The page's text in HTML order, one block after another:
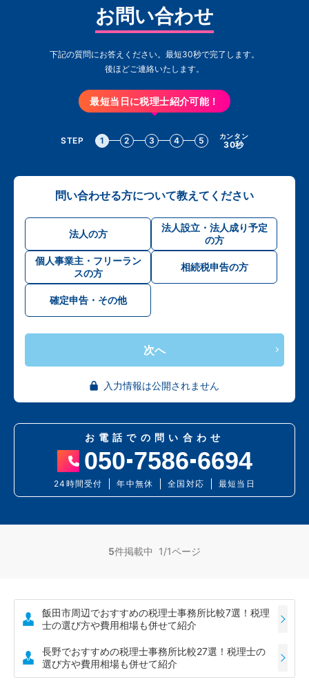
お問い合わせ
下記の質問にお答えください。最短30秒で完了します。
後ほどご連絡いたします。
最短当日に税理士紹介可能！
STEP 1 2 3 4 5 カンタン
30秒
問い合わせる方について教えてください
法人の方
法人設立・法人成り予定
の方
個人事業主・フリーラン
スの方
相続税申告の方
確定申告・その他
次へ
入力情報は公開されません
お電話での問い合わせ
050 7586 6694
24時間受付 年中無休 全国対応 最短当日
5件掲載中 1/1ページ
飯田市周辺でおすすめの税理士事務所比較7選！税理
士の選び方や費用相場も併せて紹介
長野でおすすめの税理士事務所比較27選！税理士の
選び方や費用相場も併せて紹介